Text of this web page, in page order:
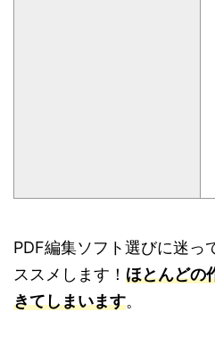
PDF編集ソフト選びに迷っ
ススメします！ ほとんどの
きてしまいます。